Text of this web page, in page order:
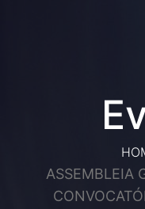
ASSEMBLEIA